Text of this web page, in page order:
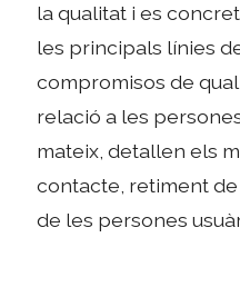
la qualitat i es
les principals línies
compromisos de
relació a les
mateix, detallen els
contacte, retiment
de les persones